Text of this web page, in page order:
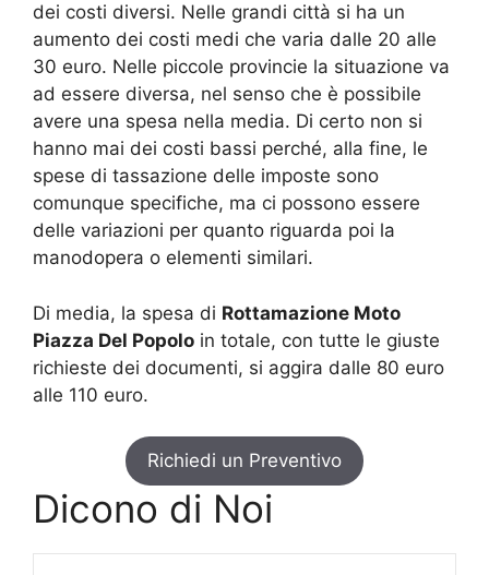
dei costi diversi. Nelle grandi città si ha un
aumento dei costi medi che varia dalle 20 alle
30 euro. Nelle piccole provincie la situazione va
ad essere diversa, nel senso che è possibile
avere una spesa nella media. Di certo non si
hanno mai dei costi bassi perché, alla fine, le
spese di tassazione delle imposte sono
comunque specifiche, ma ci possono essere
delle variazioni per quanto riguarda poi la
manodopera o elementi similari.
Di media, la spesa di Rottamazione Moto
Piazza Del Popolo in totale, con tutte le giuste
richieste dei documenti, si aggira dalle 80 euro
alle 110 euro.
Richiedi un Preventivo
Dicono di Noi